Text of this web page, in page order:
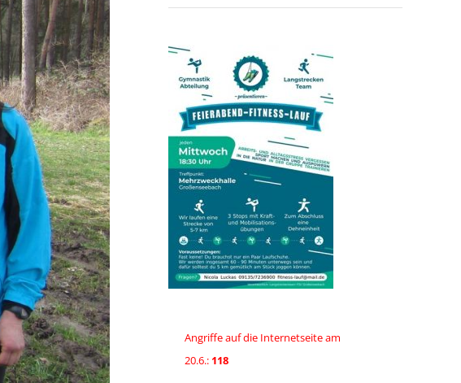
Angriffe auf die Internetseite am
20.6.: 118